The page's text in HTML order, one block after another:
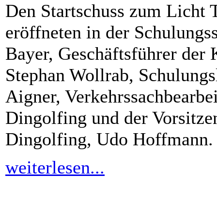
Den Startschuss zum Licht
eröffneten in der
Bayer, Geschäftsführer
Stephan Wollrab,
Aigner,
Dingolfing und der
Dingolfing, Udo Hoffmann.
weiterlesen...